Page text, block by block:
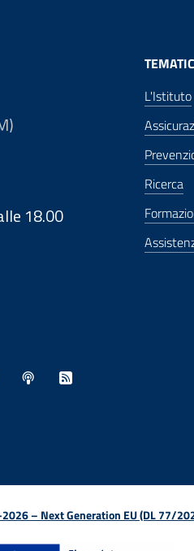
18.00
L'Istituto
Ricerca
– Next Generation EU (DL 77/